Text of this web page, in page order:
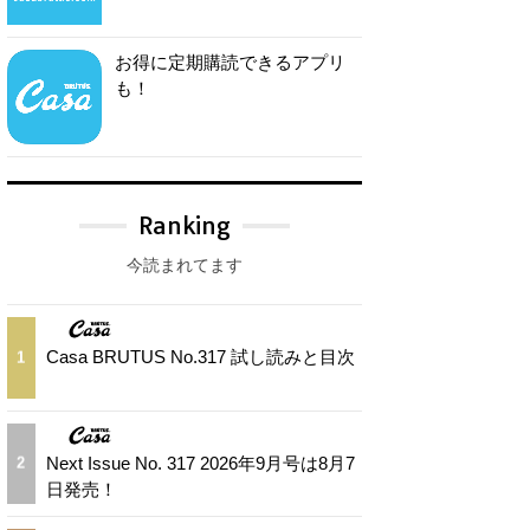
お得に定期購読できるアプリ
も！
Ranking
今読まれてます
1 Casa BRUTUS No.317 試し読みと目次
2
Next Issue No. 317 2026年9月号は8月7
日発売！